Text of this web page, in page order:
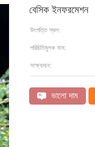
বেসিক ইনফরমেশন
উৎপত্তি স্থল:
পরিচিতিমুলক নাম:
সাক্ষ্যদান:
ভালো দাম